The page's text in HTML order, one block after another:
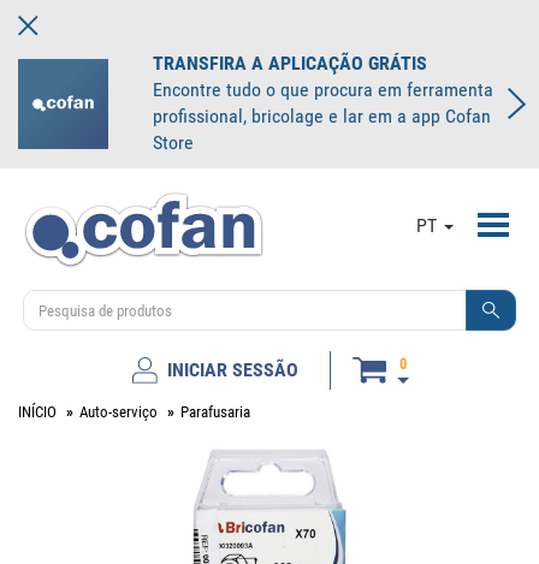
TRANSFIRA A APLICAÇÃO GRÁTIS
Encontre tudo o que procura em ferramenta
profissional, bricolage e lar em a app Cofan
Store
PT
INICIAR SESSÃO 0
INÍCIO Auto-serviço Parafusaria